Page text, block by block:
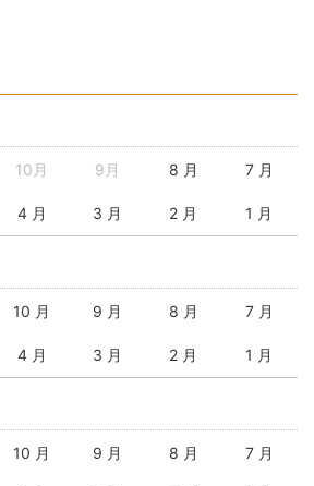
10月 9月 8 月 7 月
4 月 3 月 2 月 1 月
10 月 9 月 8 月 7 月
4 月 3 月 2 月 1 月
10 月 9 月 8 月 7 月